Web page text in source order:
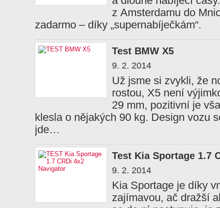
z Amsterdamu do
zadarmo – díky „supernabíječkám“.
Test BMW X5
9. 2. 2014
Už jsme si zvykli, že
rostou, X5 není
29 mm, pozitivní je
klesla o nějakých 90 kg. Design vozu
jde…
Test Kia Sportage 1.7
9. 2. 2014
Kia Sportage je díky
zajímavou, ač dražší